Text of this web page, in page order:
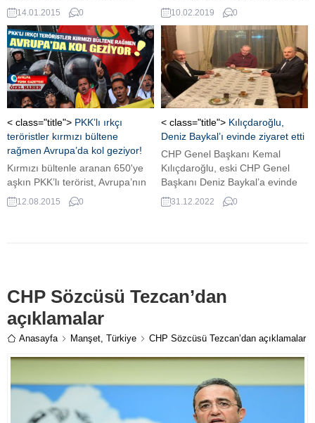
silahlı saldırı hazırlığında olduğu
öne sürülen bir şüpheliyi
gözaltına aldı.
14.01.2015 0
korucuların karakoluna
saldırması sonucu, 8 korucunun
öldüğü bildirildi.
10.02.2019 0
< class="title"> PKK’lı ırkçı
teröristler kırmızı bültene
rağmen Avrupa’da kol geziyor!
Kırmızı bültenle aranan 650'ye
aşkın PKK’lı terörist, Avrupa’nın
çeşitli ülkelerinde
yakalanmalarına karşın
12.08.2015 0
< class="title"> Kılıçdaroğlu,
Deniz Baykal’ı evinde ziyaret etti
CHP Genel Başkanı Kemal
Kılıçdaroğlu, eski CHP Genel
Başkanı Deniz Baykal’a evinde
ziyarette bulundu. Kılıçdaroğlu
ve Baykal, son siyasi gelişmeler
31.12.2022 0
CHP Sözcüsü Tezcan’dan
açıklamalar
Anasayfa Manşet Türkiye CHP Sözcüsü Tezcan’dan açıklamalar